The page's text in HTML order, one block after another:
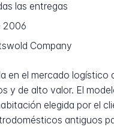
las entregas
2006
Company
en el mercado
y de alto valor. El
elegida por el
antiguos